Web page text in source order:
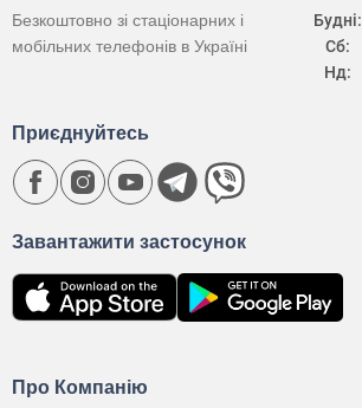
Будні:
Сб:
Нд:
Безкоштовно зі стаціонарних і
мобільних телефонів в Україні
Про Компанію
Завантажити застосунок
Приєднуйтесь